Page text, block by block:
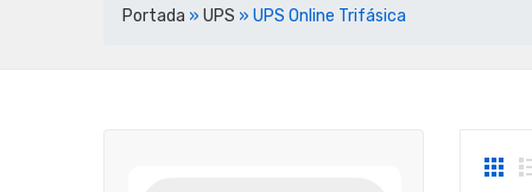
Portada » UPS » UPS Online Trifásica